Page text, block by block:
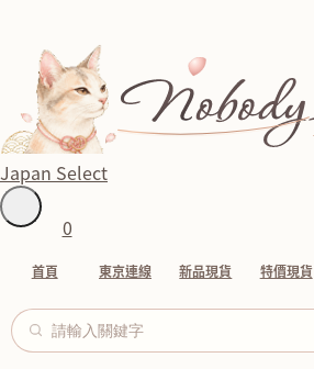
Japan Select
0
首頁 東京連線 新品現貨 特價現貨